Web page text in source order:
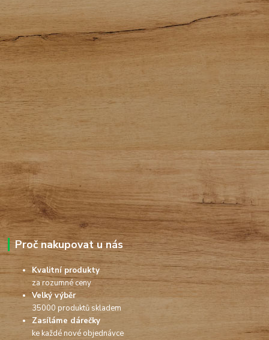
Proč nakupovat u nás
Kvalitní produkty
za rozumné ceny
Velký výběr
35000 produktů skladem
Zasíláme dárečky
ke každé nové objednávce